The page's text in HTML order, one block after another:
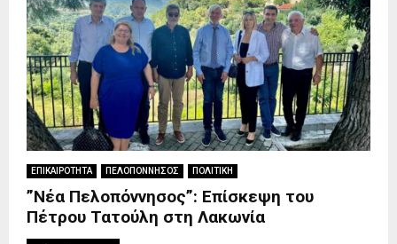
ΕΠΙΚΑΙΡΟΤΗΤΑ ΠΕΛΟΠΟΝΝΗΣΟΣ ΠΟΛΙΤΙΚΗ
”Νέα Πελοπόννησος”: Επίσκεψη του
Πέτρου Τατούλη στη Λακωνία